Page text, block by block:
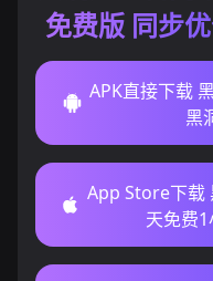
免费版 同步
APK直接下载
黑
App Store下载
天免费